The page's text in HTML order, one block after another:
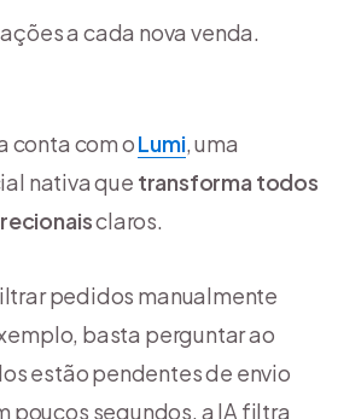
a cada nova venda.
conta com oLumi, uma
nativa que transforma todos
claros.
pedidos manualmente
basta perguntar ao
estão pendentes de envio
poucos segundos, a IA filtra